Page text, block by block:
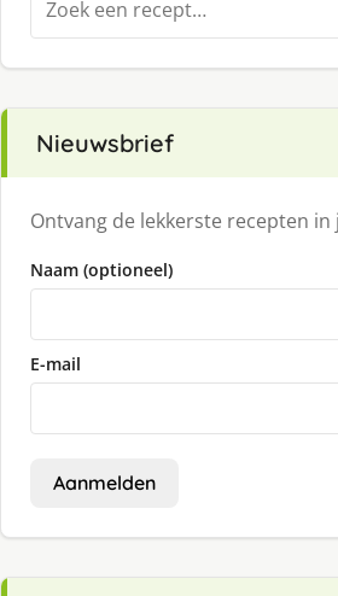
naar:
Nieuwsbrief
Ontvang de lekkerste recepten in
Naam (optioneel)
E-mail
Aanmelden